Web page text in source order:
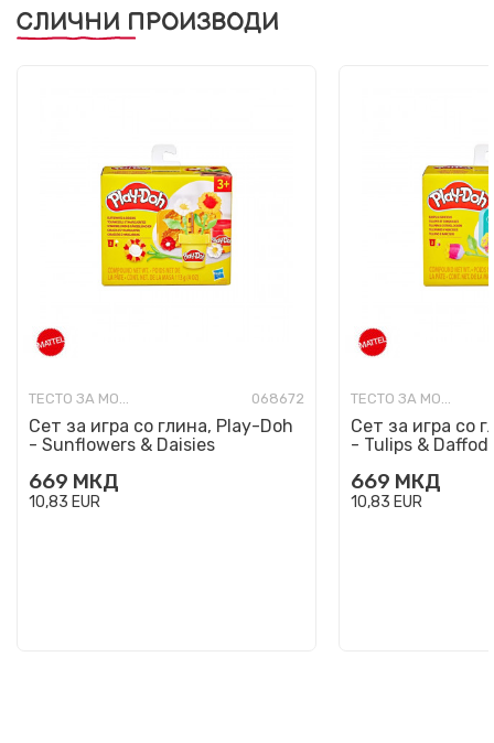
СЛИЧНИ ПРОИЗВОДИ
ТЕСТО ЗА МОДЕЛИРАЊЕ 068672
Сет за игра со глина, Play-Doh
- Sunflowers & Daisies
669 МКД
10,83 EUR
ТЕСТО ЗА МОДЕЛИРАЊЕ
Сет за игра со
- Tulips &
669 МКД
10,83 EUR